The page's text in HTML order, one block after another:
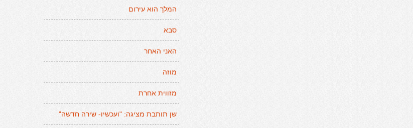
המלך הוא עירום
סבא
האני האחר
מוזה
מזווית אחרת
שן תותבת מציגה: "ועכשיו- שירה חדשה"